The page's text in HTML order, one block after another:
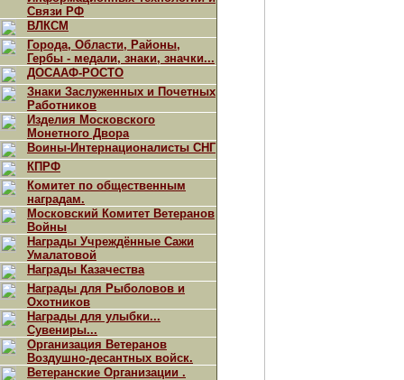
Связи РФ
ВЛКСМ
Города, Области, Районы,
Гербы - медали, знаки, значки...
ДОСААФ-РОСТО
Знаки Заслуженных и Почетных
Работников
Изделия Московского
Монетного Двора
Воины-Интернационалисты СНГ
КПРФ
Комитет по общественным
наградам.
Московский Комитет Ветеранов
Войны
Награды Учреждённые Сажи
Умалатовой
Награды Казачества
Награды для Рыболовов и
Охотников
Награды для улыбки...
Сувениры...
Организация Ветеранов
Воздушно-десантных войск.
Ветеранские Организации .